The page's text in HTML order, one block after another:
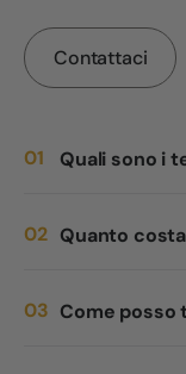
Contattaci
Quali sono i
Quanto
Come posso